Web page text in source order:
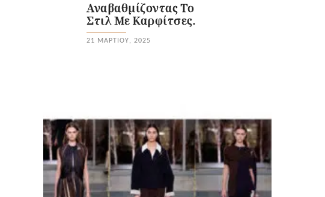
Αναβαθμίζοντας Το
Στιλ Με Καρφίτσες.
21 ΜΑΡΤΊΟΥ, 2025